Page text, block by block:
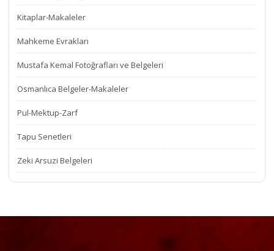
Kitaplar-Makaleler
Mahkeme Evrakları
Mustafa Kemal Fotoğrafları ve Belgeleri
Osmanlıca Belgeler-Makaleler
Pul-Mektup-Zarf
Tapu Senetleri
Zeki Arsuzi Belgeleri